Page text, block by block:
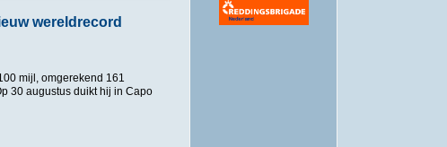
wereldrecord
mijl, omgerekend 161
30 augustus duikt hij in Capo
verbreken